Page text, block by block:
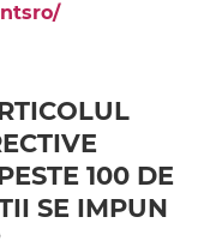
100 DE
SE IMPUN